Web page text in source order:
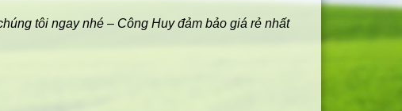
tôi ngay nhé – Công Huy đảm bảo giá rẻ nhất